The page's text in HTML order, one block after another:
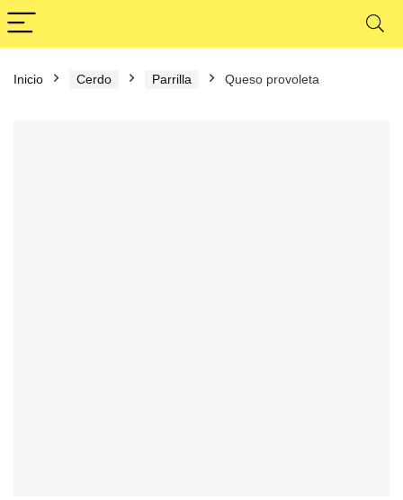
Inicio Cerdo Parrilla Queso provoleta